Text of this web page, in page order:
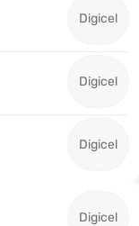
Digicel
Digicel
Digicel
Digicel